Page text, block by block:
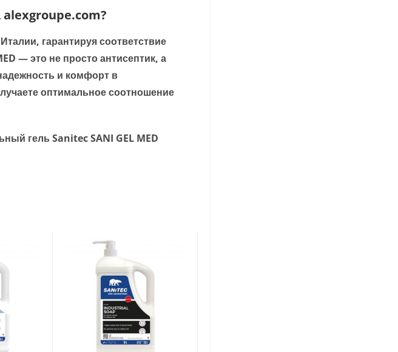
alexgroupe.com?
гарантируя соответствие
— это не просто антисептик, а
и комфорт в
оптимальное соотношение
гельSanitec SANI GEL MED